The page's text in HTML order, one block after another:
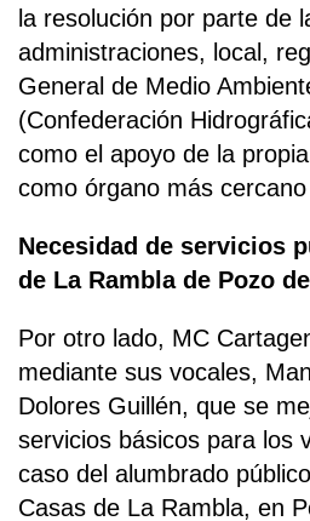
la resolución por parte de
administraciones, local,
General de Medio
(Confederación
como el apoyo de la
como órgano más
Necesidad de servicios
de La Rambla de Pozo
Por otro lado, MC
mediante sus vocales,
Dolores Guillén, que se
servicios básicos para los
caso del alumbrado
Casas de La Rambla, en